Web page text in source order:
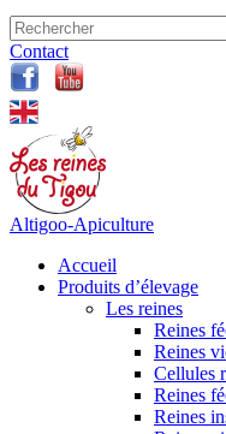
Contact
Altigoo-Apiculture
Accueil
Produits d’élevage
Les reines
Reines
Reines
Cellules
Reines
Reines